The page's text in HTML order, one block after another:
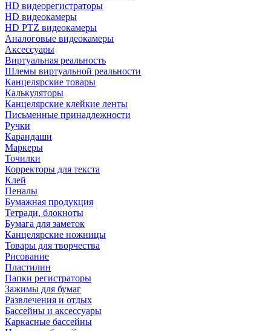
HD видеорегистраторы
HD видеокамеры
HD PTZ видеокамеры
Аналоговые видеокамеры
Аксессуары
Виртуальная реальность
Шлемы виртуальной реальности
Канцелярские товары
Калькуляторы
Канцелярские клейкие ленты
Письменные принадлежности
Ручки
Карандаши
Маркеры
Точилки
Корректоры для текста
Клей
Пеналы
Бумажная продукция
Тетради, блокноты
Бумага для заметок
Канцелярские ножницы
Товары для творчества
Рисование
Пластилин
Папки регистраторы
Зажимы для бумаг
Развлечения и отдых
Бассейны и аксессуары
Каркасные бассейны